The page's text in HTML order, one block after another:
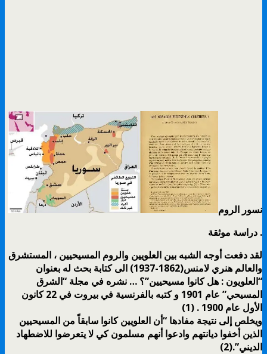
نسور الروم
دراسة موثقة .
لقد دفعت أوجه الشبه بين العلويين والروم المسيحيين ، المستشرق
والعالم هنري لامنس(1862-1937) الى كتابة بحث له بعنوان
“العلويون : هل كانوا مسيحيين”؟ … نشره في مجلة “الشرق
المسيحي” عام 1901 و كتبه بالفرنسية في بيروت في 22 كانون
الأول عام 1900 . (1)
ويخلص إلى نتيجة مفادها “أن العلويين كانوا سابقاً من المسيحيين
الذين أخفوا ديانتهم وادعوا أنهم مسلمون كي لا يتعرضوا للاضطهاد
الديني”.(2)